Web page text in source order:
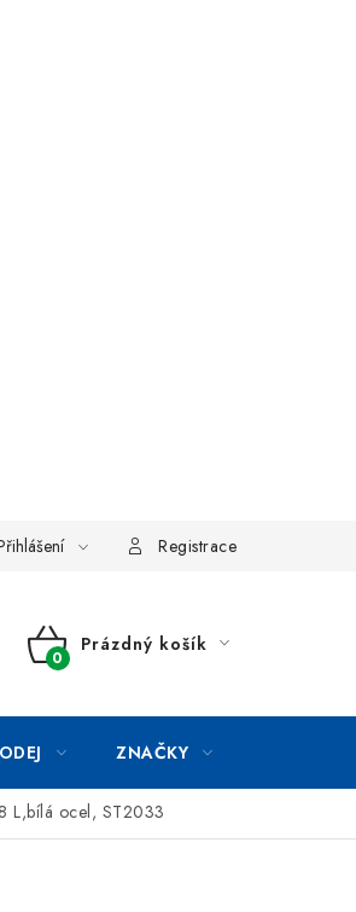
Registrace
NÁKUPNÍ
Prázdný košík
ZNAČKY
L,bílá ocel, ST2033